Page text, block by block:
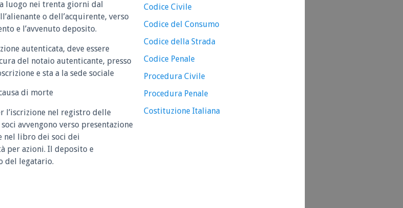
luogo nei trenta giorni dal
o dell’acquirente, verso
e l’avvenuto deposito.
autenticata, deve essere
del notaio autenticante, presso
e sta a la sede sociale
di morte
l’iscrizione nel registro delle
avvengono verso presentazione
nel libro dei soci dei
per azioni. Il deposito e
del legatario.
Codice Civile
Codice del Consumo
Codice della Strada
Codice Penale
Procedura Civile
Procedura Penale
Costituzione Italiana